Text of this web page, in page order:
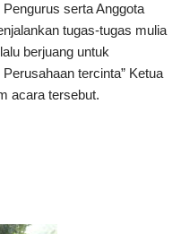
serta Anggota
tugas-tugas mulia
berjuang untuk
tercinta” Ketua
acara tersebut.